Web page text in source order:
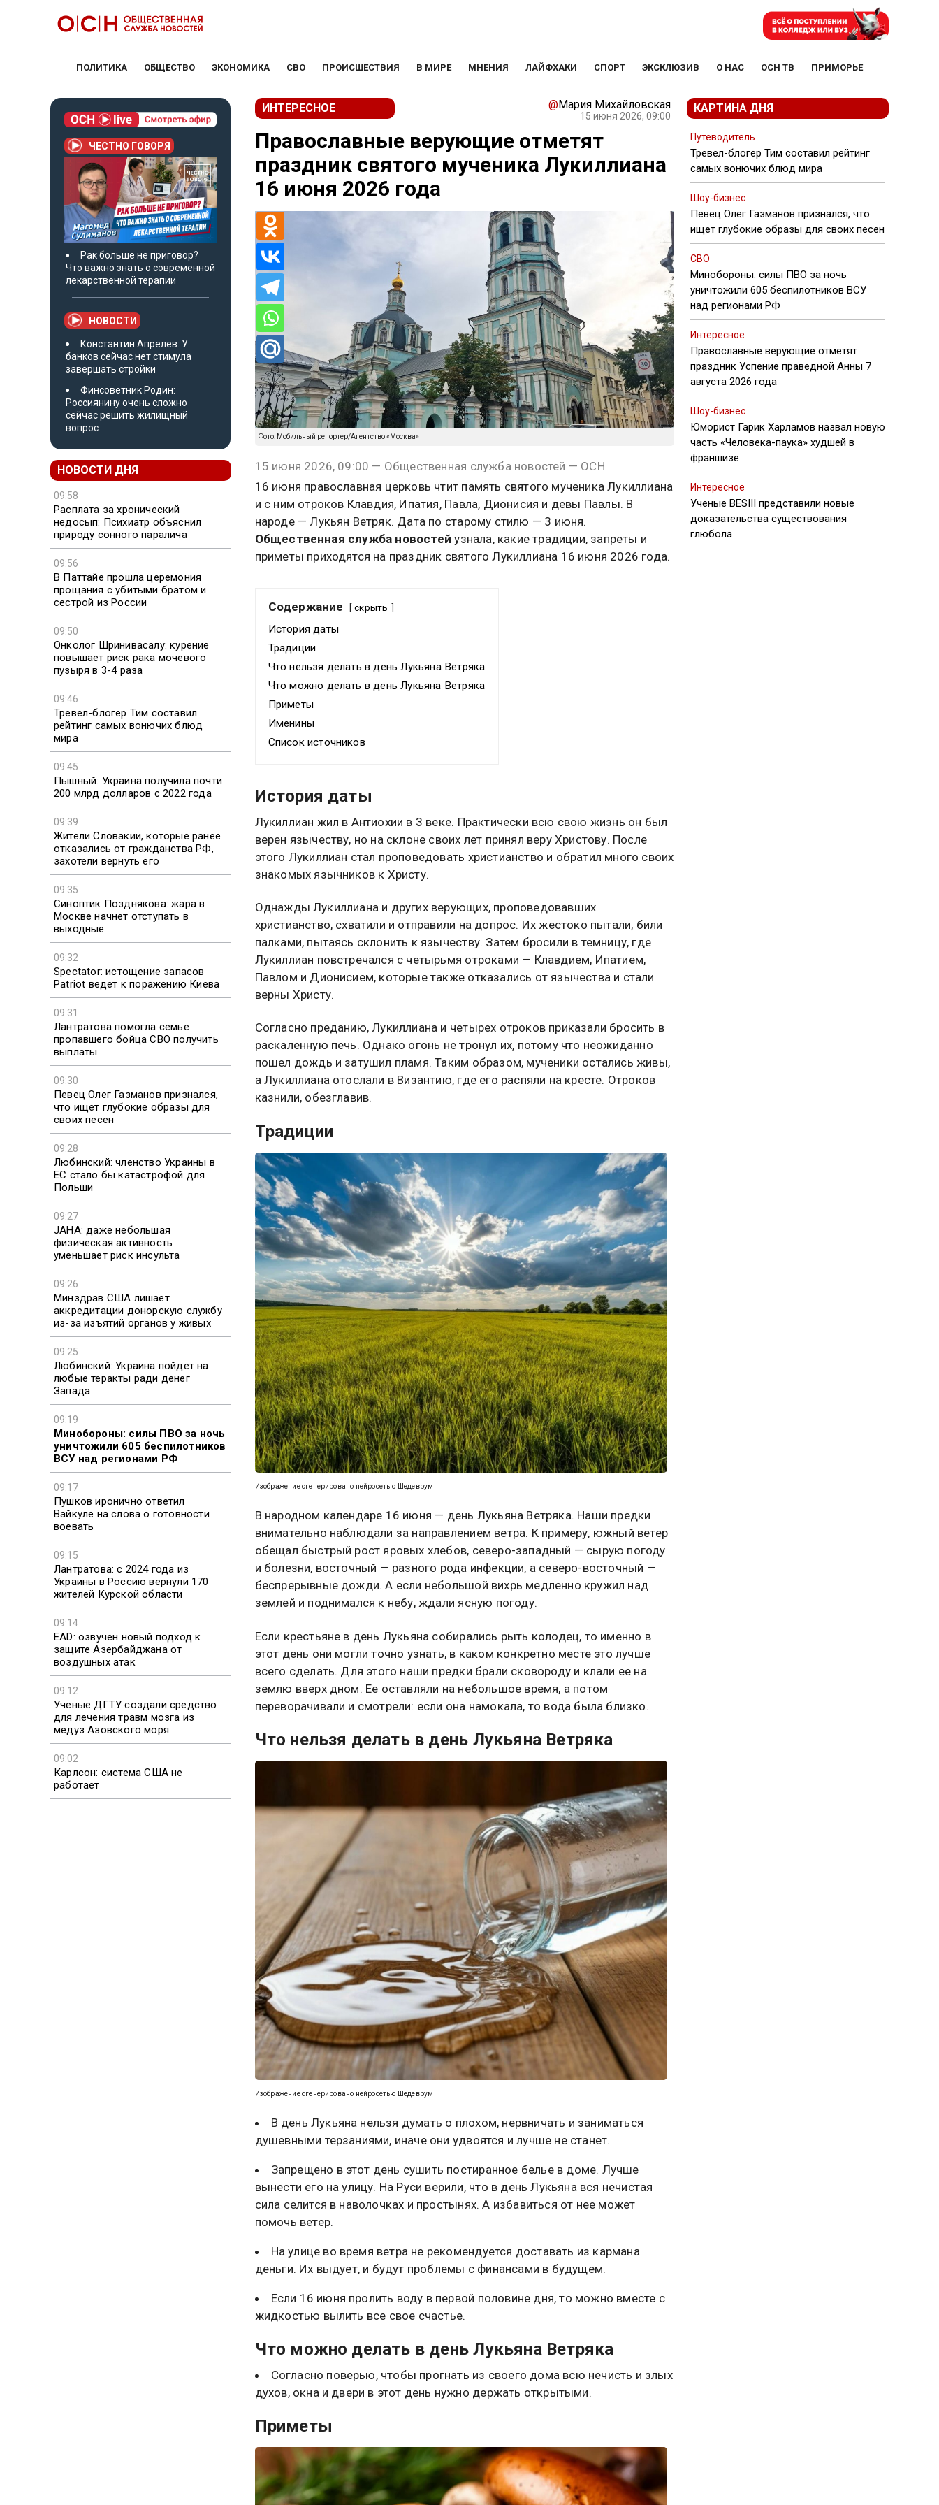
ПОЛИТИКА ОБЩЕСТВО ЭКОНОМИКА СВО ПРОИСШЕСТВИЯ В МИРЕ МНЕНИЯ ЛАЙФХАКИ СПОРТ ЭКСКЛЮЗИВ О НАС ОСН ТВ ПРИМОРЬЕ
ЧЕСТНО ГОВОРЯ
Рак больше не приговор?
Что важно знать о современной
лекарственной терапии
НОВОСТИ
Константин Апрелев: У
банков сейчас нет стимула
завершать стройки
Финсоветник Родин:
Россиянину очень сложно
сейчас решить жилищный
вопрос
НОВОСТИ ДНЯ
09:58
Расплата за хронический
недосып: Психиатр объяснил
природу сонного паралича
09:56
В Паттайе прошла церемония
прощания с убитыми братом и
сестрой из России
09:50
Онколог Шринивасалу: курение
повышает риск рака мочевого
пузыря в 3-4 раза
09:46
Тревел-блогер Тим составил
рейтинг самых вонючих блюд
мира
09:45
Пышный: Украина получила почти
200 млрд долларов с 2022 года
09:39
Жители Словакии, которые ранее
отказались от гражданства РФ,
захотели вернуть его
09:35
Синоптик Позднякова: жара в
Москве начнет отступать в
выходные
09:32
Spectator: истощение запасов
Patriot ведет к поражению Киева
09:31
Лантратова помогла семье
пропавшего бойца СВО получить
выплаты
09:30
Певец Олег Газманов признался,
что ищет глубокие образы для
своих песен
09:28
Любинский: членство Украины в
ЕС стало бы катастрофой для
Польши
09:27
JAHA: даже небольшая
физическая активность
уменьшает риск инсульта
09:26
Минздрав США лишает
аккредитации донорскую службу
из-за изъятий органов у живых
09:25
Любинский: Украина пойдет на
любые теракты ради денег
Запада
09:19
Минобороны: силы ПВО за ночь
уничтожили 605 беспилотников
ВСУ над регионами РФ
09:17
Пушков иронично ответил
Вайкуле на слова о готовности
воевать
09:15
Лантратова: с 2024 года из
Украины в Россию вернули 170
жителей Курской области
09:14
EAD: озвучен новый подход к
защите Азербайджана от
воздушных атак
09:12
Ученые ДГТУ создали средство
для лечения травм мозга из
медуз Азовского моря
09:02
Карлсон: система США не
работает
ИНТЕРЕСНОЕ @Мария Михайловская
15 июня 2026, 09:00
Православные верующие отметят
праздник святого мученика Лукиллиана
16 июня 2026 года
Фото: Мобильный репортер/Агентство «Москва»
15 июня 2026, 09:00 — Общественная служба новостей — ОСН
16 июня православная церковь чтит память святого мученика Лукиллиана
и с ним отроков Клавдия, Ипатия, Павла, Дионисия и девы Павлы. В
народе — Лукьян Ветряк. Дата по старому стилю — 3 июня.
Общественная служба новостей узнала, какие традиции, запреты и
приметы приходятся на праздник святого Лукиллиана 16 июня 2026 года.
Содержание скрыть
История даты
Традиции
Что нельзя делать в день Лукьяна Ветряка
Что можно делать в день Лукьяна Ветряка
Приметы
Именины
Список источников
История даты
Лукиллиан жил в Антиохии в 3 веке. Практически всю свою жизнь он был
верен язычеству, но на склоне своих лет принял веру Христову. После
этого Лукиллиан стал проповедовать христианство и обратил много своих
знакомых язычников к Христу.
Однажды Лукиллиана и других верующих, проповедовавших
христианство, схватили и отправили на допрос. Их жестоко пытали, били
палками, пытаясь склонить к язычеству. Затем бросили в темницу, где
Лукиллиан повстречался с четырьмя отроками — Клавдием, Ипатием,
Павлом и Дионисием, которые также отказались от язычества и стали
верны Христу.
Согласно преданию, Лукиллиана и четырех отроков приказали бросить в
раскаленную печь. Однако огонь не тронул их, потому что неожиданно
пошел дождь и затушил пламя. Таким образом, мученики остались живы,
а Лукиллиана отослали в Византию, где его распяли на кресте. Отроков
казнили, обезглавив.
Традиции
Изображение сгенерировано нейросетью Шедеврум
В народном календаре 16 июня — день Лукьяна Ветряка. Наши предки
внимательно наблюдали за направлением ветра. К примеру, южный ветер
обещал быстрый рост яровых хлебов, северо-западный — сырую погоду
и болезни, восточный — разного рода инфекции, а северо-восточный —
беспрерывные дожди. А если небольшой вихрь медленно кружил над
землей и поднимался к небу, ждали ясную погоду.
Если крестьяне в день Лукьяна собирались рыть колодец, то именно в
этот день они могли точно узнать, в каком конкретно месте это лучше
всего сделать. Для этого наши предки брали сковороду и клали ее на
землю вверх дном. Ее оставляли на небольшое время, а потом
переворачивали и смотрели: если она намокала, то вода была близко.
Что нельзя делать в день Лукьяна Ветряка
Изображение сгенерировано нейросетью Шедеврум
В день Лукьяна нельзя думать о плохом, нервничать и заниматься
душевными терзаниями, иначе они удвоятся и лучше не станет.
Запрещено в этот день сушить постиранное белье в доме. Лучше
вынести его на улицу. На Руси верили, что в день Лукьяна вся нечистая
сила селится в наволочках и простынях. А избавиться от нее может
помочь ветер.
На улице во время ветра не рекомендуется доставать из кармана
деньги. Их выдует, и будут проблемы с финансами в будущем.
Если 16 июня пролить воду в первой половине дня, то можно вместе с
жидкостью вылить все свое счастье.
Что можно делать в день Лукьяна Ветряка
Согласно поверью, чтобы прогнать из своего дома всю нечисть и злых
духов, окна и двери в этот день нужно держать открытыми.
Приметы
КАРТИНА ДНЯ
Путеводитель
Тревел-блогер Тим составил рейтинг
самых вонючих блюд мира
Шоу-бизнес
Певец Олег Газманов признался, что
ищет глубокие образы для своих песен
СВО
Минобороны: силы ПВО за ночь
уничтожили 605 беспилотников ВСУ
над регионами РФ
Интересное
Православные верующие отметят
праздник Успение праведной Анны 7
августа 2026 года
Шоу-бизнес
Юморист Гарик Харламов назвал новую
часть «Человека-паука» худшей в
франшизе
Интересное
Ученые BESIII представили новые
доказательства существования
глюбола